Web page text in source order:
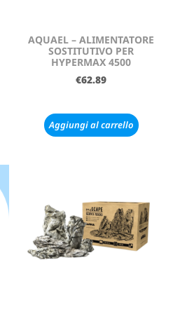
AQUAEL – ALIMENTATORE
SOSTITUTIVO PER
HYPERMAX 4500
€62.89
Aggiungi al carrello